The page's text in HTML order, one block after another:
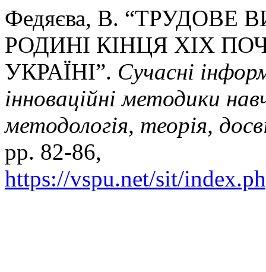
Федяєва, В.
РОДИНІ КІНЦЯ ХІХ
УКРАЇНІ”. Сучасні
інноваційні методики
методологія, теорія,
pp. 82-86,
https://vspu.net/sit/